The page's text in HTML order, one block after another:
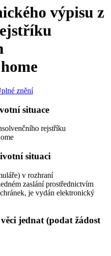
výpisu z
znění
situace
rejstříku
situaci
v rozhraní
zaslání prostřednictvím
je vydán elektronický
jednat (podat žádost